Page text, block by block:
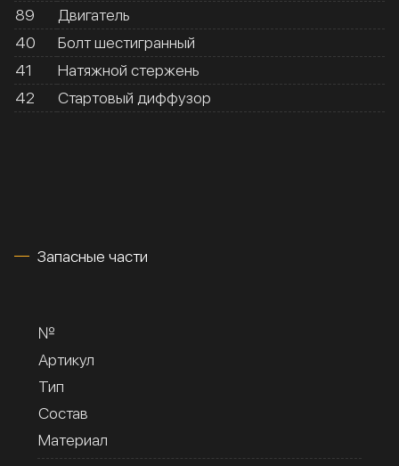
89
Двигатель
40
Болт шестигранный
41
Натяжной стержень
42
Стартовый диффузор
Запасные части
№
Артикул
Тип
Состав
Материал